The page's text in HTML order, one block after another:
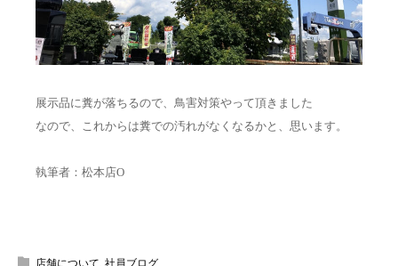
展示品に糞が落ちるので、鳥害対策やって頂きました
なので、これからは糞での汚れがなくなるかと、思います。
執筆者：松本店O
店舗について 社員ブログ